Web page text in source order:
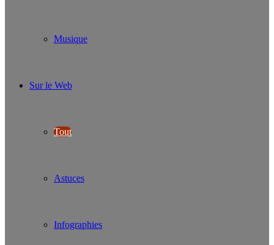
Musique
Sur le Web
Tout
Astuces
Infographies